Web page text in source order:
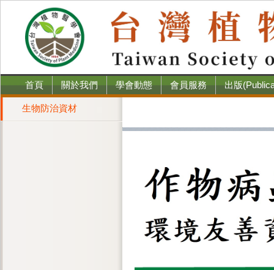
首頁 關於我們 學會動態 會員服務 出版
生物防治資材